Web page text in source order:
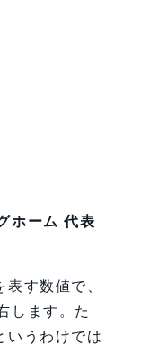
ホーム 代表
表す数値で、
します。た
いうわけでは